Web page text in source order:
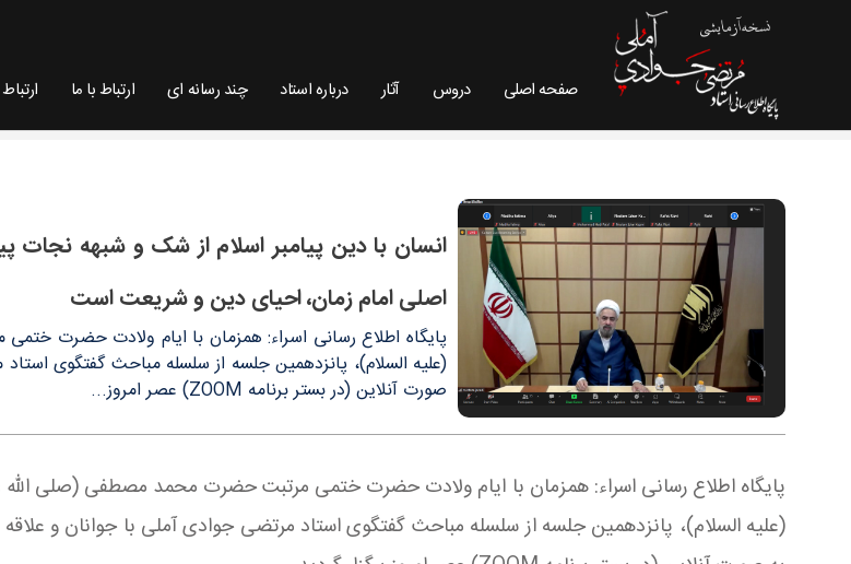
صفحه اصلی دروس آثار درباره استاد چند رسانه ای ارتباط با ما
انسان با دین پیامبر اسلام از شک و شبهه نجات
اصلی امام زمان، احیای دین و شریعت است
پایگاه اطلاع رسانی اسراء: همزمان با ایام ولادت حضرت
(علیه السلام)، پانزدهمین جلسه از سلسله مباحث گفتگوی
صورت آنلاین (در بستر برنامه ZOOM) عصر امروز...
پایگاه اطلاع رسانی اسراء: همزمان با ایام ولادت حضرت ختمی مرتبت حضرت محمد مصطفی (صلی الله
(علیه السلام)، پانزدهمین جلسه از سلسله مباحث گفتگوی استاد مرتضی جوادی آملی با جوانان و